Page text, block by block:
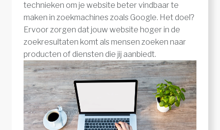
technieken om je website beter vindbaar te
maken in zoekmachines zoals Google. Het doel?
Ervoor zorgen dat jouw website hoger in de
zoekresultaten komt als mensen zoeken naar
producten of diensten die jij aanbiedt.